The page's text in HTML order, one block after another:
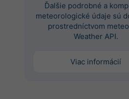
Ďalšie podrobné a
meteorologické údaje sú
prostredníctvom
Weather API.
Viac informácií